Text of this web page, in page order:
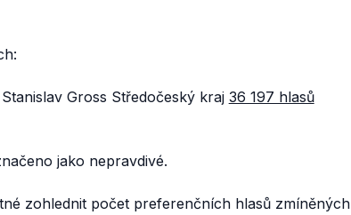
Gross Středočeský kraj 36 197 hlasů
jako nepravdivé.
zohlednit počet preferenčních hlasů zmíněných